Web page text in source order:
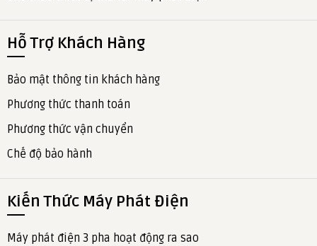
Hỗ Trợ Khách Hàng
Bảo mật thông tin khách hàng
Phương thức thanh toán
Phương thức vận chuyển
Chế độ bảo hành
Kiến Thức Máy Phát Điện
Máy phát điện 3 pha hoạt động ra sao